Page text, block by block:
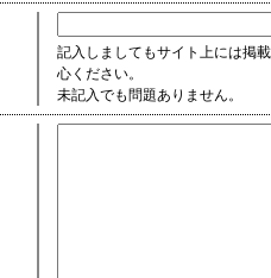
記入しましてもサイト上には掲
心ください。
未記入でも問題ありません。